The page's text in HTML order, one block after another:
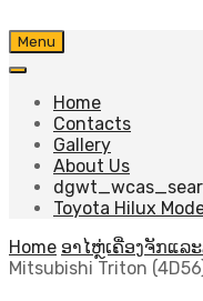
Skip
to
Menu
Home
Contacts
Gallery
About Us
Toyota Hilux
Home ອາໄຫຼ່ເຄື່ອງຈັກແລ
Mitsubishi Triton